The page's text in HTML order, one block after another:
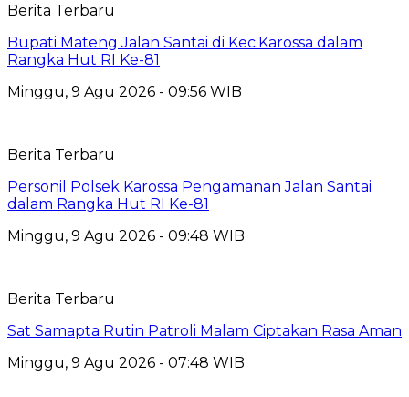
Berita Terbaru
Bupati Mateng Jalan Santai di Kec.Karossa dalam
Rangka Hut RI Ke-81
Minggu, 9 Agu 2026 - 09:56 WIB
Berita Terbaru
Personil Polsek Karossa Pengamanan Jalan Santai
dalam Rangka Hut RI Ke-81
Minggu, 9 Agu 2026 - 09:48 WIB
Berita Terbaru
Sat Samapta Rutin Patroli Malam Ciptakan Rasa Aman
Minggu, 9 Agu 2026 - 07:48 WIB